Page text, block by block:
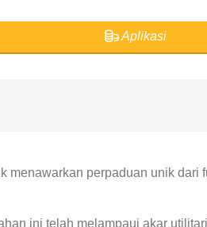
Aplikasi
menawarkan perpaduan unik
ini telah melampaui akar